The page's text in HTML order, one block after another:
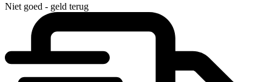
Niet goed - geld terug